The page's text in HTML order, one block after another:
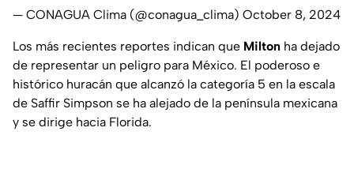
— CONAGUA Clima (@conagua_clima) October 8, 2024
Los más recientes reportes indican que Milton ha dejado
de representar un peligro para México. El poderoso e
histórico huracán que alcanzó la categoría 5 en la escala
de Saffir Simpson se ha alejado de la península mexicana
y se dirige hacia Florida.